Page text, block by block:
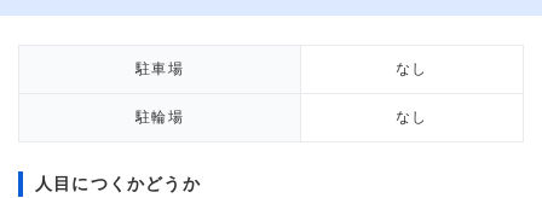
駐車場 なし
駐輪場 なし
人目につくかどうか